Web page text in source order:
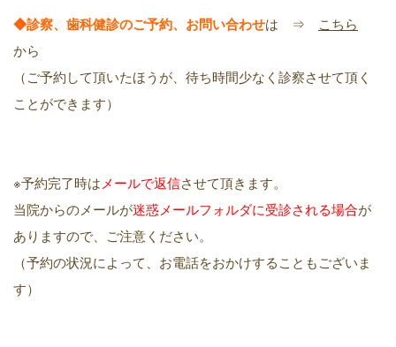
◆診察、歯科健診のご予約、お問い合わせは ⇒ こちら
から
（ご予約して頂いたほうが、待ち時間少なく診察させて頂く
ことができます）
※予約完了時はメールで返信させて頂きます。
当院からのメールが迷惑メールフォルダに受診される場合が
ありますので、ご注意ください。
（予約の状況によって、お電話をおかけすることもございま
す）